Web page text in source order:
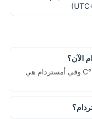
الآن؟
حاليًا، درجة الحرارة في بكين هي 38°C وفي أمستردام هي